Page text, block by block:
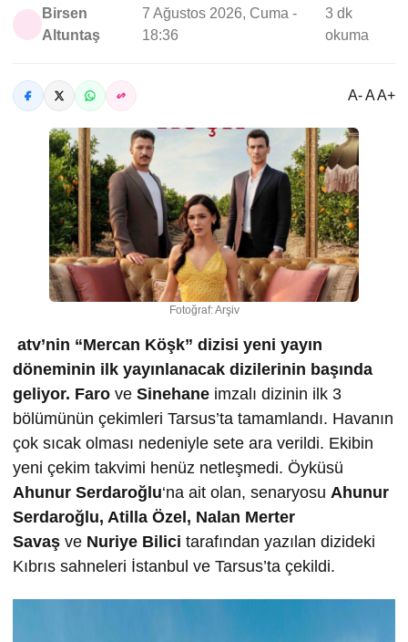
Birsen
Altuntaş
7 Ağustos 2026, Cuma -
18:36
3 dk
okuma
A- A A+
Fotoğraf: Arşiv
atv’nin “Mercan Köşk” dizisi yeni yayın
döneminin ilk yayınlanacak dizilerinin başında
geliyor. Faro ve Sinehane imzalı dizinin ilk 3
bölümünün çekimleri Tarsus’ta tamamlandı. Havanın
çok sıcak olması nedeniyle sete ara verildi. Ekibin
yeni çekim takvimi henüz netleşmedi. Öyküsü
Ahunur Serdaroğ lu‘na ait olan, senaryosu Ahunur
Serdaroğ lu, Atilla Özel, Nalan Merter
Savaş ve Nuriye Bilici tarafından yazılan dizideki
Kıbrıs sahneleri İstanbul ve Tarsus’ta çekildi.